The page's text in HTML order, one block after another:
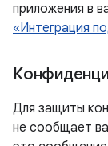
приложения в
«Интеграция
Для защиты
не сообщает